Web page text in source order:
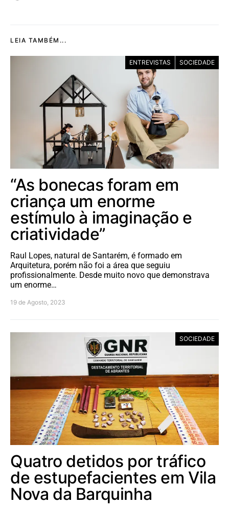
LEIA TAMBÉM...
ENTREVISTAS SOCIEDADE
“As bonecas foram em
criança um enorme
estímulo à imaginação e
criatividade”
Raul Lopes, natural de Santarém, é formado em
Arquitetura, porém não foi a área que seguiu
profissionalmente. Desde muito novo que demonstrava
um enorme…
19 de Agosto, 2023
SOCIEDADE
Quatro detidos por tráfico
de estupefacientes em Vila
Nova da Barquinha